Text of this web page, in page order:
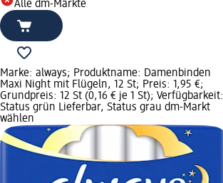
Alle dm-Märkte
Marke: always; Produktname: Damenbinden
Maxi Night mit Flügeln, 12 St; Preis: 1,95 €;
Grundpreis: 12 St (0,16 € je 1 St); Verfügbarkeit:
Status grün Lieferbar, Status grau dm-Markt
wählen